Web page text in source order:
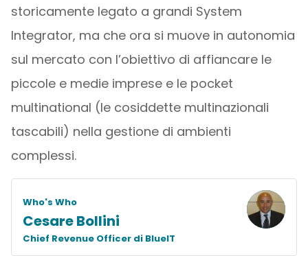
storicamente legato a grandi System
Integrator, ma che ora si muove in autonomia
sul mercato con l’obiettivo di affiancare le
piccole e medie imprese e le pocket
multinational (le cosiddette multinazionali
tascabili) nella gestione di ambienti
complessi.
Who's Who
Cesare Bollini
Chief Revenue Officer di BlueIT